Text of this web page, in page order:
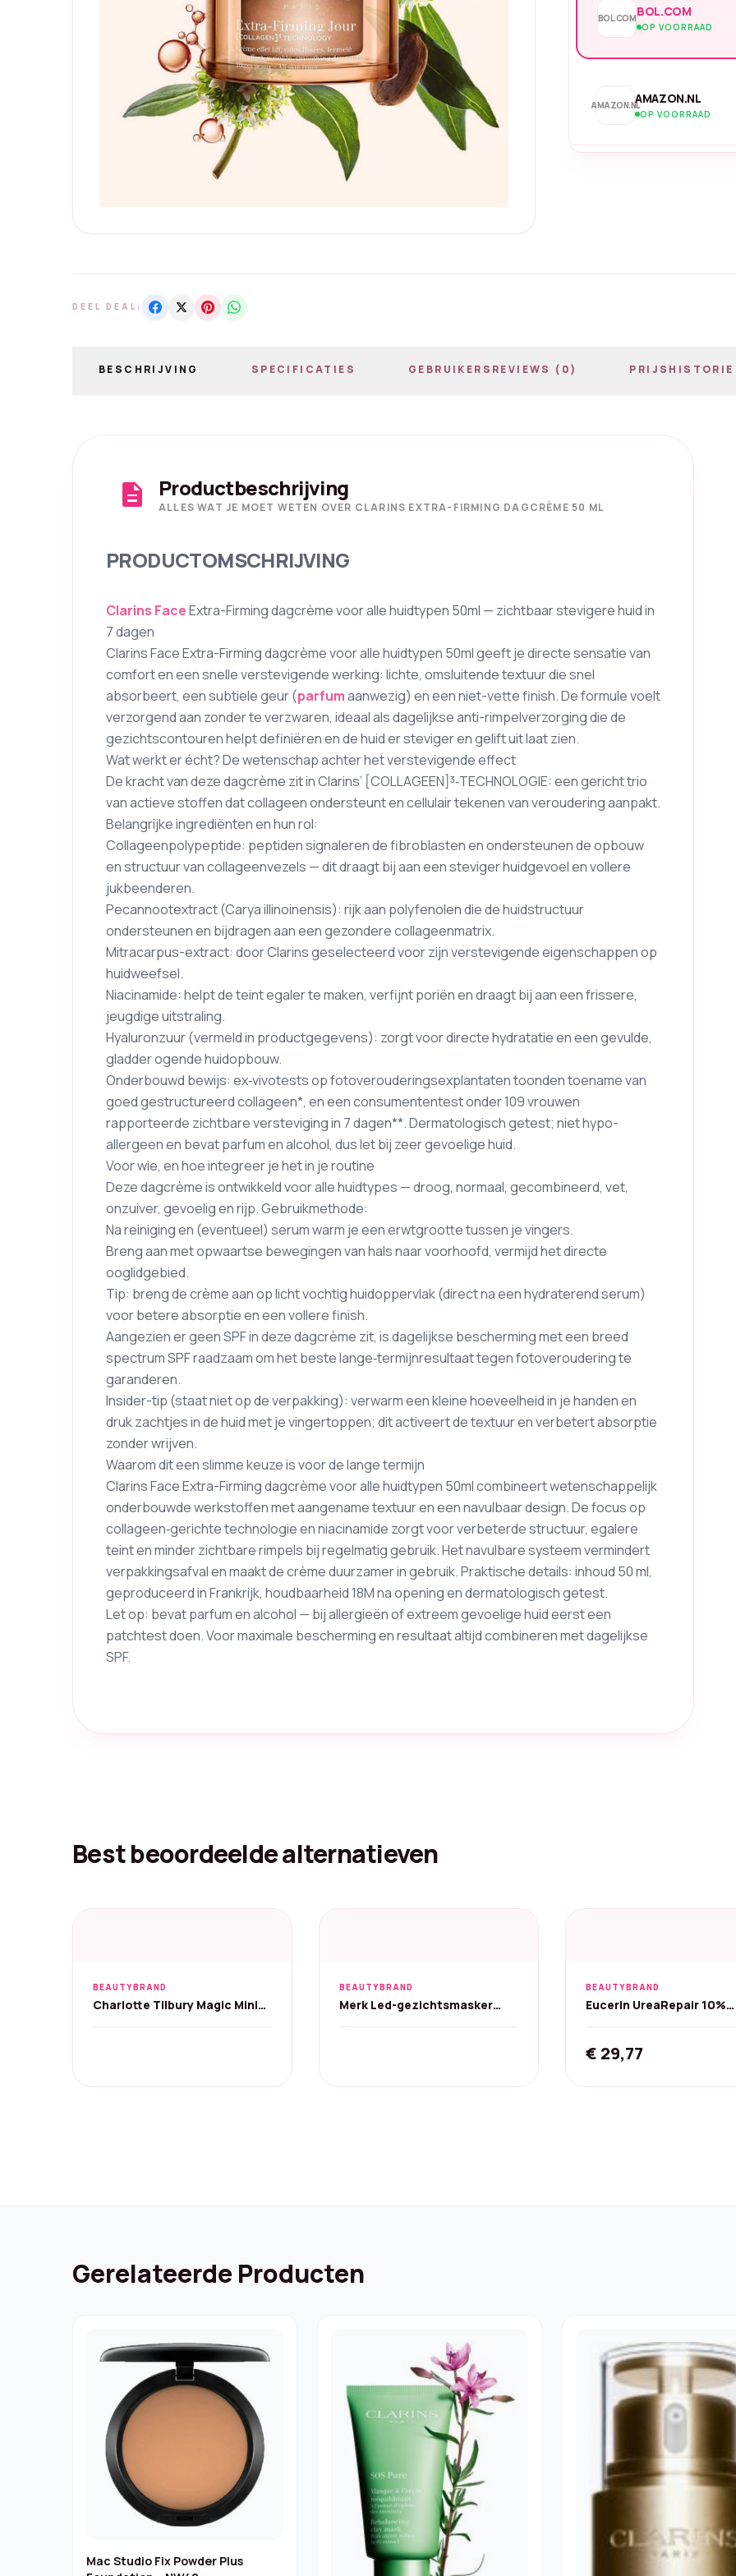
BOL.COMBOL.COM
OP VOORRAAD
AMAZON.NLAMAZON.NL
OP VOORRAAD
DEEL DEAL:
BESCHRIJVING SPECIFICATIES GEBRUIKERSREVIEWS (0) PRIJSHISTORIE
description Productbeschrijving
ALLES WAT JE MOET WETEN OVER CLARINS EXTRA-FIRMING DAGCRÈME 50 ML
PRODUCTOMSCHRIJVING
Clarins FaceExtra-Firming dagcrème voor alle huidtypen 50ml — zichtbaar stevigere huid in
7 dagen
Clarins Face Extra-Firming dagcrème voor alle huidtypen 50ml geeft je directe sensatie van
comfort en een snelle verstevigende werking: lichte, omsluitende textuur die snel
absorbeert, een subtiele geur (parfumaanwezig) en een niet-vette finish. De formule voelt
verzorgend aan zonder te verzwaren, ideaal als dagelijkse anti-rimpelverzorging die de
gezichtscontouren helpt definiëren en de huid er steviger en gelift uit laat zien.
Wat werkt er écht? De wetenschap achter het verstevigende effect
De kracht van deze dagcrème zit in Clarins’ [COLLAGEEN]³‑TECHNOLOGIE: een gericht trio
van actieve stoffen dat collageen ondersteunt en cellulair tekenen van veroudering aanpakt.
Belangrijke ingrediënten en hun rol:
Collageenpolypeptide: peptiden signaleren de fibroblasten en ondersteunen de opbouw
en structuur van collageenvezels — dit draagt bij aan een steviger huidgevoel en vollere
jukbeenderen.
Pecannootextract (Carya illinoinensis): rijk aan polyfenolen die de huidstructuur
ondersteunen en bijdragen aan een gezondere collageenmatrix.
Mitracarpus-extract: door Clarins geselecteerd voor zijn verstevigende eigenschappen op
huidweefsel.
Niacinamide: helpt de teint egaler te maken, verfijnt poriën en draagt bij aan een frissere,
jeugdige uitstraling.
Hyaluronzuur (vermeld in productgegevens): zorgt voor directe hydratatie en een gevulde,
gladder ogende huidopbouw.
Onderbouwd bewijs: ex‑vivotests op fotoverouderingsexplantaten toonden toename van
goed gestructureerd collageen*, en een consumententest onder 109 vrouwen
rapporteerde zichtbare versteviging in 7 dagen**. Dermatologisch getest; niet hypo-
allergeen en bevat parfum en alcohol, dus let bij zeer gevoelige huid.
Voor wie, en hoe integreer je het in je routine
Deze dagcrème is ontwikkeld voor alle huidtypes — droog, normaal, gecombineerd, vet,
onzuiver, gevoelig en rijp. Gebruikmethode:
Na reiniging en (eventueel) serum warm je een erwtgrootte tussen je vingers.
Breng aan met opwaartse bewegingen van hals naar voorhoofd, vermijd het directe
ooglidgebied.
Tip: breng de crème aan op licht vochtig huidoppervlak (direct na een hydraterend serum)
voor betere absorptie en een vollere finish.
Aangezien er geen SPF in deze dagcrème zit, is dagelijkse bescherming met een breed
spectrum SPF raadzaam om het beste lange‑termijnresultaat tegen fotoveroudering te
garanderen.
Insider-tip (staat niet op de verpakking): verwarm een kleine hoeveelheid in je handen en
druk zachtjes in de huid met je vingertoppen; dit activeert de textuur en verbetert absorptie
zonder wrijven.
Waarom dit een slimme keuze is voor de lange termijn
Clarins Face Extra-Firming dagcrème voor alle huidtypen 50ml combineert wetenschappelijk
onderbouwde werkstoffen met aangename textuur en een navulbaar design. De focus op
collageen‑gerichte technologie en niacinamide zorgt voor verbeterde structuur, egalere
teint en minder zichtbare rimpels bij regelmatig gebruik. Het navulbare systeem vermindert
verpakkingsafval en maakt de crème duurzamer in gebruik. Praktische details: inhoud 50 ml,
geproduceerd in Frankrijk, houdbaarheid 18M na opening en dermatologisch getest.
Let op: bevat parfum en alcohol — bij allergieën of extreem gevoelige huid eerst een
patchtest doen. Voor maximale bescherming en resultaat altijd combineren met dagelijkse
SPF.
Best beoordeelde alternatieven
BEAUTYBRAND
Charlotte Tilbury Magic Mini
BEAUTYBRAND
Merk Led-gezichtsmasker
BEAUTYBRAND
Eucerin UreaRepair 10%
€ 29,77
Gerelateerde Producten
Mac Studio Fix Powder Plus